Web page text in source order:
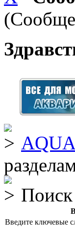
Введите ключевые